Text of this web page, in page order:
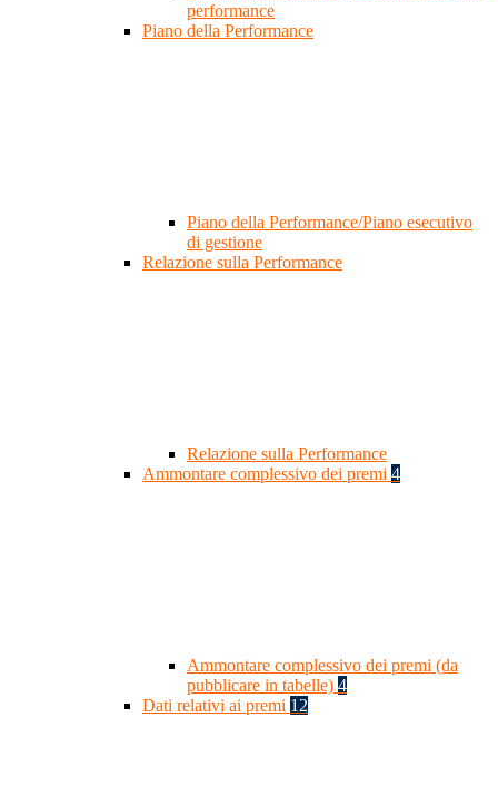
performance
Piano della Performance
Piano della Performance/Piano esecutivo
di gestione
Relazione sulla Performance
Relazione sulla Performance
Ammontare complessivo dei premi 4
Ammontare complessivo dei premi (da
pubblicare in tabelle) 4
Dati relativi ai premi 12